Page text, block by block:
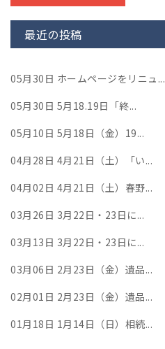
最近の投稿
05月30日 ホームページをリニュ...
05月30日 5月18.19日「終...
05月10日 5月18日（金）19...
04月28日 4月21日（土）「い...
04月02日 4月21日（土）春野...
03月26日 3月22日・23日に...
03月13日 3月22日・23日に...
03月06日 2月23日（金）遺品...
02月01日 2月23日（金）遺品...
01月18日 1月14日（日）相続...